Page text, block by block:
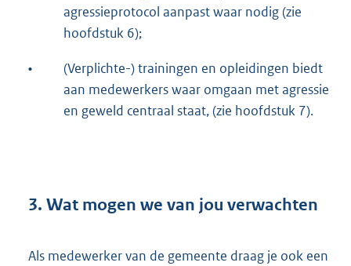
agressieprotocol aanpast waar nodig (zie
hoofdstuk 6);
•
(Verplichte-) trainingen en opleidingen biedt
aan medewerkers waar omgaan met agressie
en geweld centraal staat, (zie hoofdstuk 7).
3. Wat mogen we van jou verwachten
Als medewerker van de gemeente draag je ook een